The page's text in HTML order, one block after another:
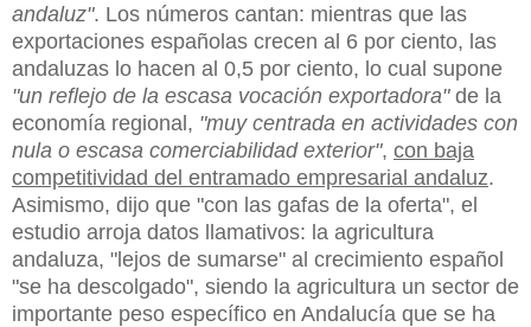
andaluz". Los números cantan: mientras que las
exportaciones españolas crecen al 6 por ciento, las
andaluzas lo hacen al 0,5 por ciento, lo cual supone
"un reflejo de la escasa vocación exportadora"de la
economía regional, "muy centrada en actividades con
nula o escasa comerciabilidad exterior", con baja
competitividad del entramado empresarial andaluz.
Asimismo, dijo que "con las gafas de la oferta", el
estudio arroja datos llamativos: la agricultura
andaluza, "lejos de sumarse" al crecimiento español
"se ha descolgado", siendo la agricultura un sector de
importante peso específico en Andalucía que se ha